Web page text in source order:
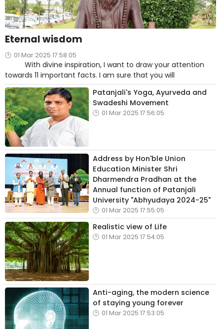
Eternal wisdom
01 Mar 2025 17:58:05
With divine inspiration, I want to draw your attention
towards 11 important facts. I am sure that you will
Patanjali's Yoga, Ayurveda and
Swadeshi Movement
01 Mar 2025 17:56:05
Address by Hon'ble Union
Education Minister Shri
Dharmendra Pradhan at the
Annual function of Patanjali
University "Abhyudaya 2024-25"
01 Mar 2025 17:55:05
Realistic view of Life
01 Mar 2025 17:54:05
Anti-aging, the modern science
of staying young forever
01 Mar 2025 17:53:05